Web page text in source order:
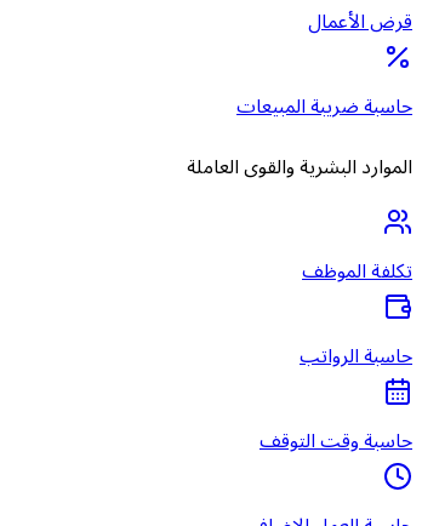
قرض الأعمال
حاسبة ضريبة المبيعات
الموارد البشرية والقوى العاملة
تكلفة الموظف
حاسبة الرواتب
حاسبة وقت التوقف